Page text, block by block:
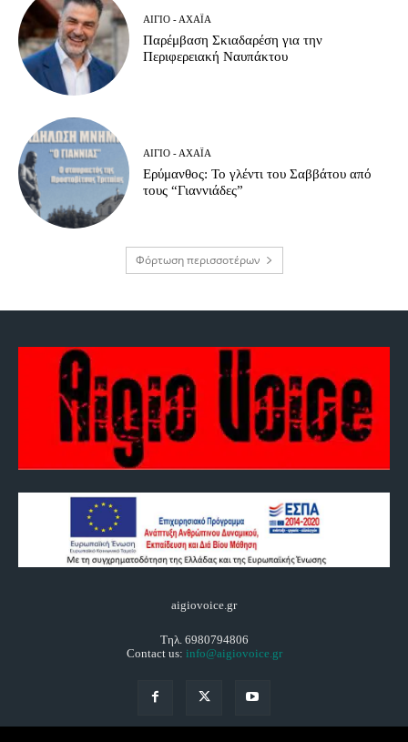
ΑΊΓΙΟ - ΑΧΑΪ́Α
Παρέμβαση Σκιαδαρέση για την
Περιφερειακή Ναυπάκτου
ΑΊΓΙΟ - ΑΧΑΪ́Α
Ερύμανθος: Το γλέντι του Σαββάτου από
τους “Γιαννιάδες”
Φόρτωση περισσοτέρων
aigiovoice.gr
Τηλ. 6980794806
Contact us: info@aigiovoice.gr